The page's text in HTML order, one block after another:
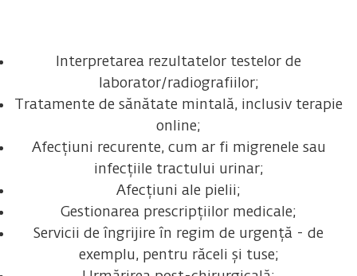
Interpretarea rezultatelor testelor de
laborator/radiografiilor;
Tratamente de sănătate mintală, inclusiv terapie
online;
Afecțiuni recurente, cum ar fi migrenele sau
infecțiile tractului urinar;
Afecțiuni ale pielii;
Gestionarea prescripțiilor medicale;
Servicii de îngrijire în regim de urgență - de
exemplu, pentru răceli și tuse;